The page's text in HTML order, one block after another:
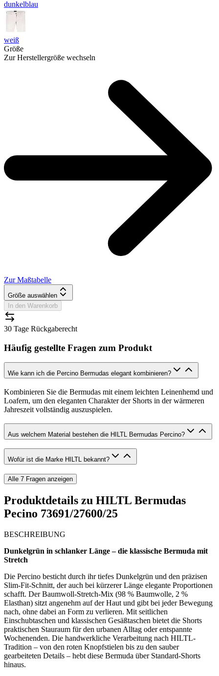
dunkelblau
weiß
Größe
Zur Herstellergröße wechseln
Zur Maßtabelle
Größe auswählen
In den Warenkorb
30 Tage Rückgaberecht
Häufig gestellte Fragen zum Produkt
Wie kann ich die Percino Bermudas elegant kombinieren?
Kombinieren Sie die Bermudas mit einem leichten Leinenhemd und
Loafern, um den eleganten Charakter der Shorts in der wärmeren
Jahreszeit vollständig auszuspielen.
Aus welchem Material bestehen die HILTL Bermudas Percino?
Wofür ist die Marke HILTL bekannt?
Alle 7 Fragen anzeigen
Produktdetails zu HILTL Bermudas
Pecino 73691/27600/25
BESCHREIBUNG
Dunkelgrün in schlanker Länge – die klassische Bermuda mit
Stretch
Die Percino besticht durch ihr tiefes Dunkelgrün und den präzisen
Slim-Fit-Schnitt, der auch bei kürzerer Länge elegante Proportionen
schafft. Der Baumwoll-Stretch-Mix (98 % Baumwolle, 2 %
Elasthan) sitzt angenehm auf der Haut und gibt bei jeder Bewegung
nach, ohne dabei an Form zu verlieren. Mit seitlichen
Einschubtaschen und klassischen Gesäßtaschen bietet die Shorts
praktischen Stauraum für den urbanen Alltag oder entspannte
Wochenenden. Die handwerkliche Verarbeitung nach HILTL-
Tradition – von den roten Knopfstielen bis zu den sauber
gearbeiteten Details – hebt diese Bermuda über Standard-Shorts
hinaus.